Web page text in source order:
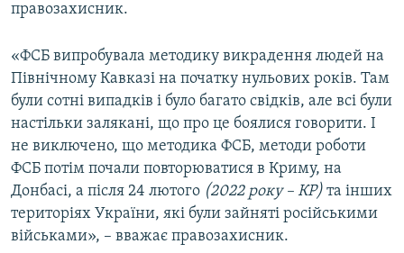
правозахисник.
«ФСБ випробувала методику викрадення людей на
Північному Кавказі на початку нульових років. Там
були сотні випадків і було багато свідків, але всі були
настільки залякані, що про це боялися говорити. І
не виключено, що методика ФСБ, методи роботи
ФСБ потім почали повторюватися в Криму, на
Донбасі, а після 24 лютого (2022 року – КР) та інших
територіях України, які були зайняті російськими
військами», – вважає правозахисник.